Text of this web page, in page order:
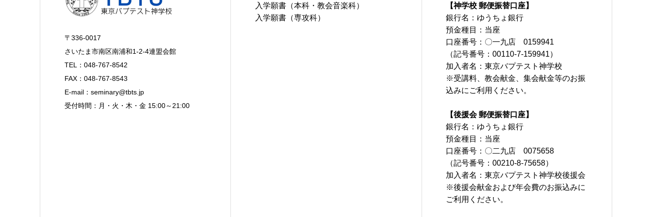
〒336-0017
さいたま市南区南浦和1-2-4連盟会館
TEL：048-767-8542
FAX：048-767-8543
E-mail：seminary@tbts.jp
受付時間：月・火・木・金 15:00～21:00
入学願書（本科・教会音楽科）
入学願書（専攻科）
【神学校 郵便振替口座】
銀行名：ゆうちょ銀行
預金種目：当座
口座番号：〇一九店 0159941
（記号番号：00110-7-159941）
加入者名：東京バプテスト神学校
※受講料、教会献金、集会献金等のお振
込みにご利用ください。
【後援会 郵便振替口座】
銀行名：ゆうちょ銀行
預金種目：当座
口座番号：〇二九店 0075658
（記号番号：00210-8-75658）
加入者名：東京バプテスト神学校後援会
※後援会献金および年会費のお振込みに
ご利用ください。